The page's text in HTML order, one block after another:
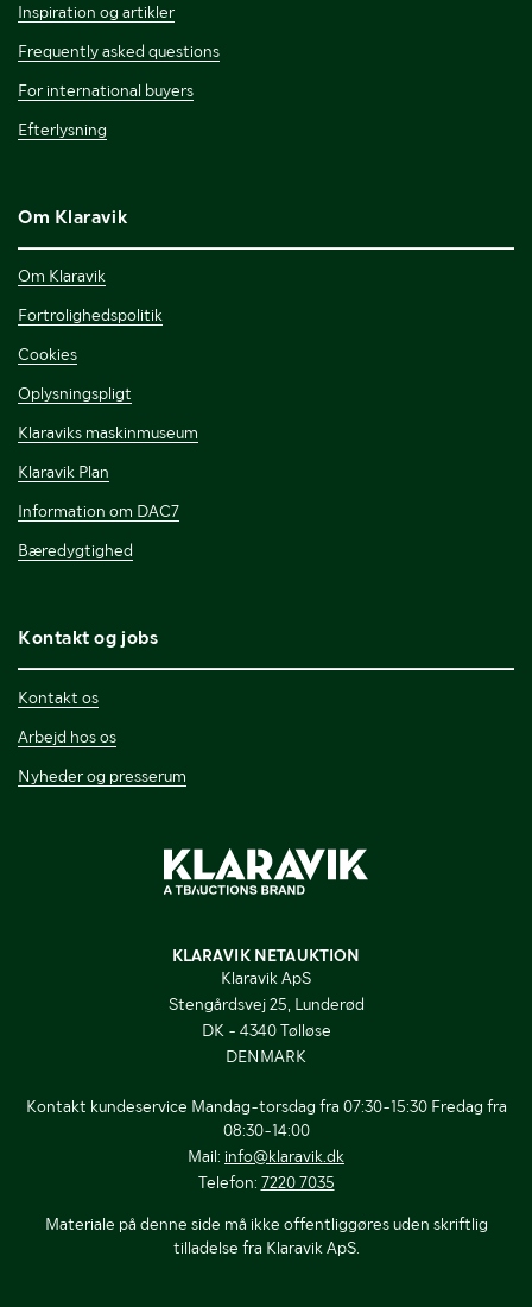
Inspiration og artikler
Frequently asked questions
For international buyers
Efterlysning
Om Klaravik
Om Klaravik
Fortrolighedspolitik
Cookies
Oplysningspligt
Klaraviks maskinmuseum
Klaravik Plan
Information om DAC7
Bæredygtighed
Kontakt og jobs
Kontakt os
Arbejd hos os
Nyheder og presserum
KLARAVIK NETAUKTION
Klaravik ApS
Stengårdsvej 25, Lunderød
DK - 4340 Tølløse
DENMARK
Kontakt kundeservice Mandag-torsdag fra 07:30-15:30 Fredag fra
08:30-14:00
Mail: info@klaravik.dk
Telefon: 7220 7035
Materiale på denne side må ikke offentliggøres uden skriftlig
tilladelse fra Klaravik ApS.